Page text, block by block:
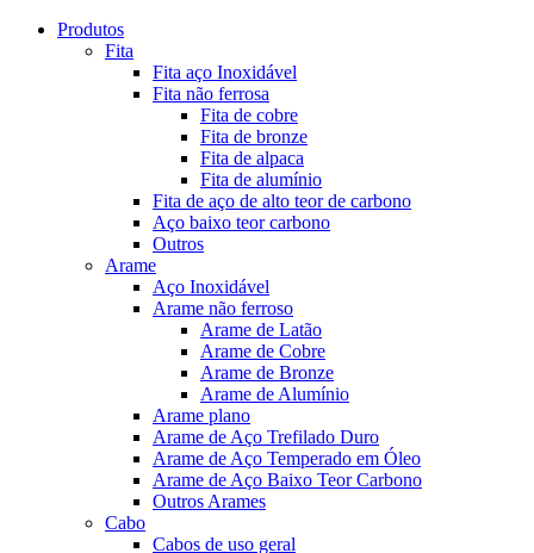
Produtos
Fita
Fita aço Inoxidável
Fita não ferrosa
Fita de cobre
Fita de bronze
Fita de alpaca
Fita de alumínio
Fita de aço de alto teor de carbono
Aço baixo teor carbono
Outros
Arame
Aço Inoxidável
Arame não ferroso
Arame de Latão
Arame de Cobre
Arame de Bronze
Arame de Alumínio
Arame plano
Arame de Aço Trefilado Duro
Arame de Aço Temperado em Óleo
Arame de Aço Baixo Teor Carbono
Outros Arames
Cabo
Cabos de uso geral